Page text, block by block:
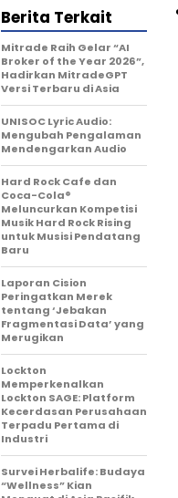
Berita Terkait
Mitrade Raih Gelar “AI
Broker of the Year 2026”,
Hadirkan MitradeGPT
Versi Terbaru di Asia
UNISOC Lyric Audio:
Mengubah Pengalaman
Mendengarkan Audio
Hard Rock Cafe dan
Coca-Cola®
Meluncurkan Kompetisi
Musik Hard Rock Rising
untuk Musisi Pendatang
Baru
Laporan Cision
Peringatkan Merek
tentang ‘Jebakan
Fragmentasi Data’ yang
Merugikan
Lockton
Memperkenalkan
Lockton SAGE: Platform
Kecerdasan Perusahaan
Terpadu Pertama di
Industri
Survei Herbalife: Budaya
“Wellness” Kian